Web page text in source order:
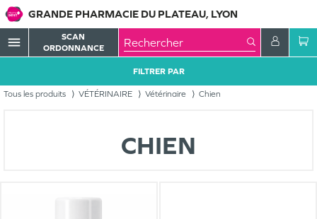
GRANDE PHARMACIE DU PLATEAU, LYON
menu
SCAN
ORDONNANCE
Tous les produits VÉTÉRINAIRE Vétérinaire Chien
FILTRER PAR
CHIEN